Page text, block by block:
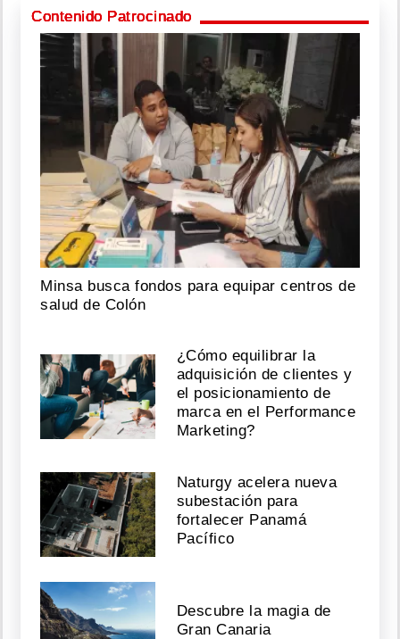
Contenido Patrocinado
Minsa busca fondos para equipar centros de
salud de Colón
¿Cómo equilibrar la
adquisición de clientes y
el posicionamiento de
marca en el Performance
Marketing?
Naturgy acelera nueva
subestación para
fortalecer Panamá
Pacífico
Descubre la magia de
Gran Canaria